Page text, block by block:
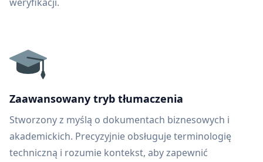
Zaawansowany tryb tłumaczenia
Stworzony z myślą o dokumentach biznesowych i
akademickich. Precyzyjnie obsługuje terminologię
techniczną i rozumie kontekst, aby zapewnić